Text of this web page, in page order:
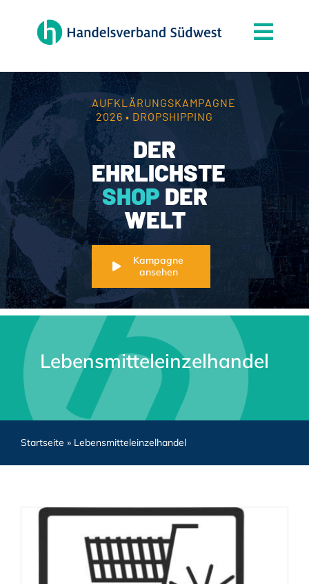
Themen
Mitgliedschaft
Partner
News
Handelsjournal
Kontakt
AUFKLÄRUNGSKAMPAGNE
2026 • DROPSHIPPING
DER
EHRLICHSTE
SHOP DER
WELT
Kampagne
ansehen
Lebensmitteleinzelhandel
Startseite » Lebensmitteleinzelhandel